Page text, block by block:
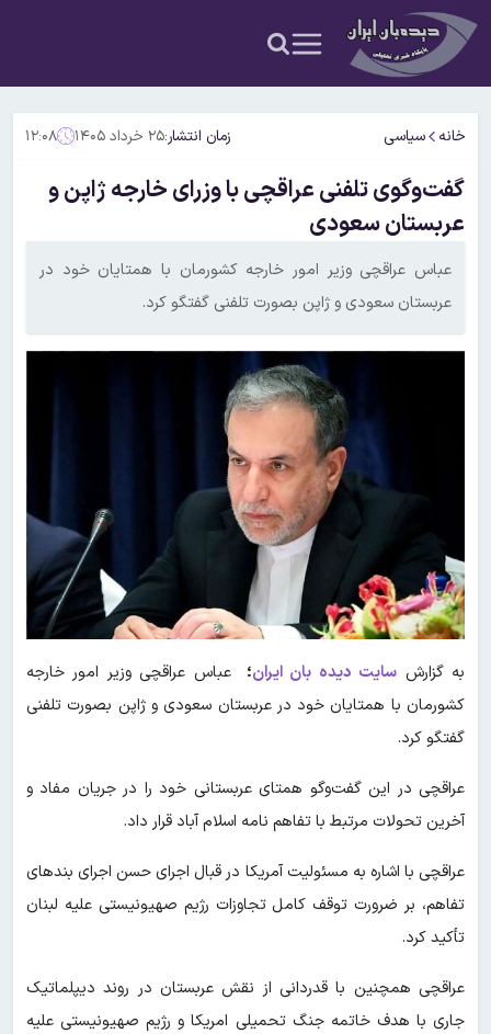
خانه سیاسی زمان انتشار:۲۵ خرداد ۱۴۰۵ ۱۲:۰۸
گفت‌وگوی تلفنی عراقچی با وزرای خارجه ژاپن و
عربستان سعودی
عباس عراقچی وزیر امور خارجه کشورمان با همتایان خود در
عربستان سعودی و ژاپن بصورت تلفنی گفتگو کرد.
به گزارش سایت دیده بان ایران؛
عباس عراقچی وزیر امور خارجه
کشورمان با همتایان خود در عربستان سعودی و ژاپن بصورت تلفنی
گفتگو کرد.
عراقچی در این گفت‌وگو همتای عربستانی خود را در جریان مفاد و
آخرین تحولات مرتبط با تفاهم نامه اسلام آباد قرار داد.
عراقچی با اشاره به مسئولیت آمریکا در قبال اجرای حسن اجرای بندهای
تفاهم، بر ضرورت توقف کامل تجاوزات رژیم صهیونیستی علیه لبنان
تأکید کرد.
عراقچی همچنین با قدردانی از نقش عربستان در روند دیپلماتیک
جاری با هدف خاتمه جنگ تحمیلی امریکا و رژیم صهیونیستی علیه